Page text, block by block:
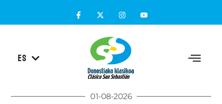
ES
EN
01-08-2026